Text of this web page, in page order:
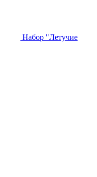
Набор "Летучие